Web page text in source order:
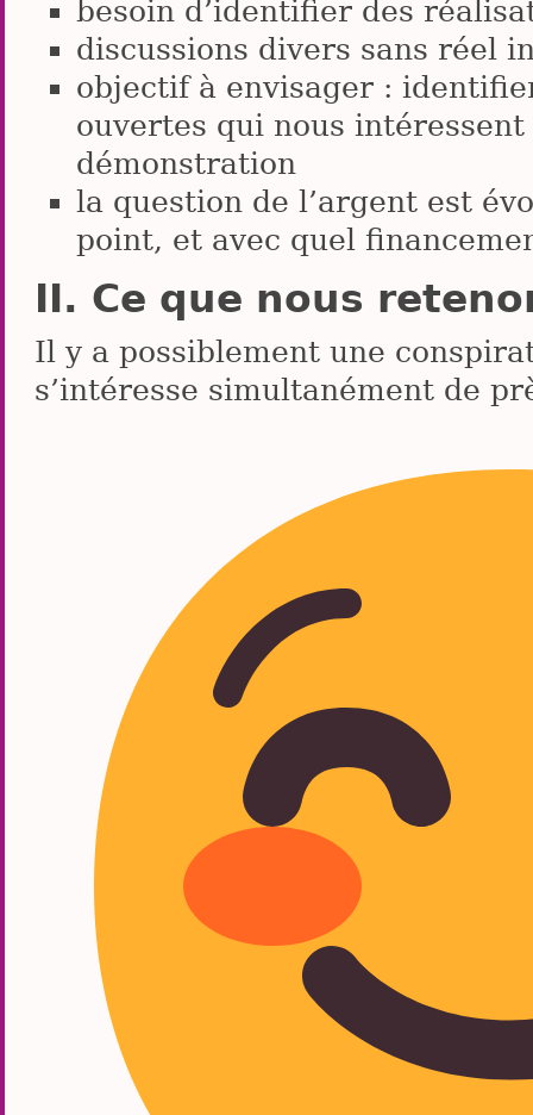
besoin d’identifier des
discussions divers sans réel
objectif à envisager :
ouvertes qui nous
démonstration
la question de l’argent est
point, et avec quel
Ce que nous
Il y a possiblement une
s’intéresse simultanément de